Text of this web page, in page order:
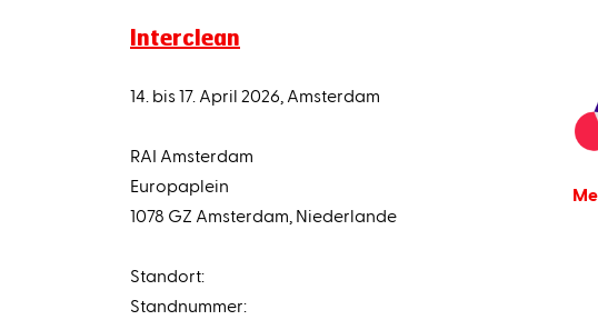
Interclean
14. bis 17. April 2026, Amsterdam
RAI Amsterdam
Europaplein
1078 GZ Amsterdam, Niederlande
Standort:
Standnummer: